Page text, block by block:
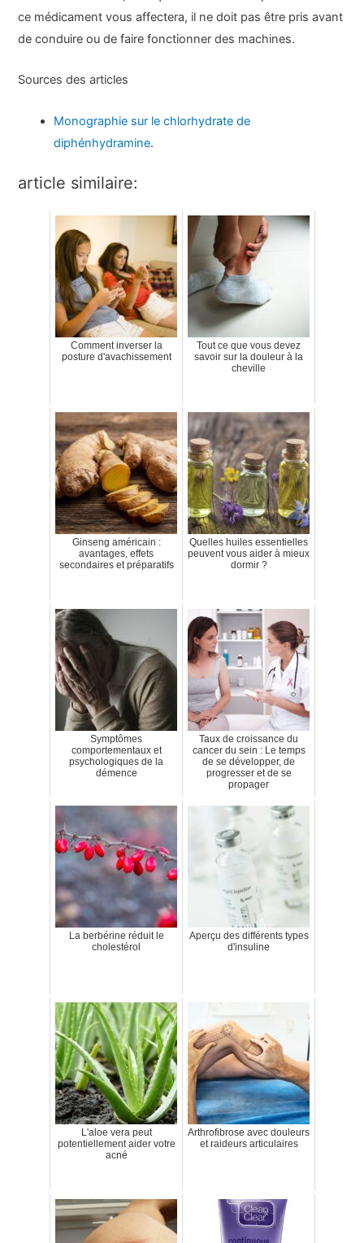
ce médicament vous affectera, il ne doit pas être pris avant
de conduire ou de faire fonctionner des machines.
Sources des articles
Monographie sur le chlorhydrate de
diphénhydramine.
article similaire:
Comment inverser la
posture d'avachissement
Tout ce que vous devez
savoir sur la douleur à la
cheville
Ginseng américain :
avantages, effets
secondaires et préparatifs
Quelles huiles essentielles
peuvent vous aider à mieux
dormir ?
Symptômes
comportementaux et
psychologiques de la
démence
Taux de croissance du
cancer du sein : Le temps
de se développer, de
progresser et de se
propager
La berbérine réduit le
cholestérol
Aperçu des différents types
d'insuline
L'aloe vera peut
potentiellement aider votre
acné
Arthrofibrose avec douleurs
et raideurs articulaires